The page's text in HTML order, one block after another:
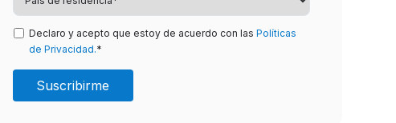
Declaro y acepto que estoy de acuerdo con las Políticas
de Privacidad.*